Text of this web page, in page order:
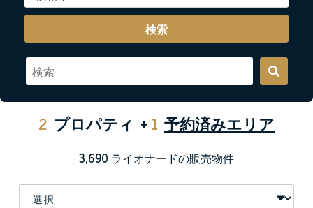
検索
2 プロパティ + 1 予約済みエリア
3,690 ライオナードの販売物件